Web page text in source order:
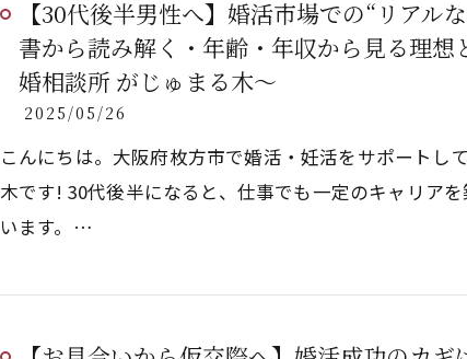
【30代後半男性へ】婚活市場での“リアル
書から読み解く・年齢・年収から見る理
婚相談所 がじゅまる木～
2025/05/26
こんにちは。大阪府枚方市で婚活・妊活をサポートし
木です! 30代後半になると、仕事でも一定のキャリア
います。…